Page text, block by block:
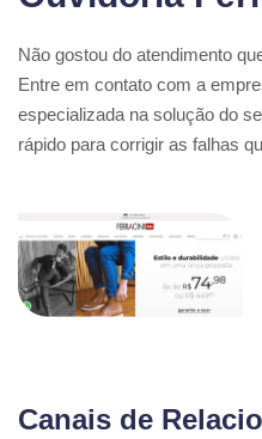
Não gostou do atendimento
Entre em contato com a
especializada na solução do
rápido para corrigir as falhas
Canais de